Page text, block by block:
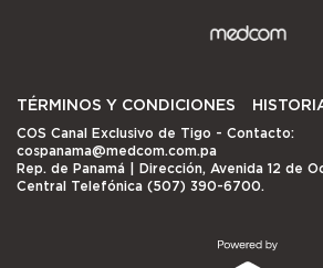
TÉRMINOS Y CONDICIONES
COS Canal Exclusivo de Tigo - Contacto:
cospanama@medcom.com.pa
Rep. de Panamá | Dirección, Avenida 12 de
Central Telefónica (507) 390-6700.